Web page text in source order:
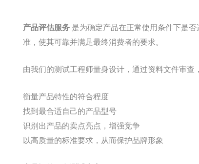
产品评估服务 是为确定产品在正常使用条件下是
准，使其可靠并满足最终消费者的要求。
由我们的测试工程师量身设计，通过资料文件审
衡量产品特性的符合程度
找到最合适自己的产品型号
识别出产品的卖点亮点，增强竞争
以高质量的标准要求，从而保护品牌形象